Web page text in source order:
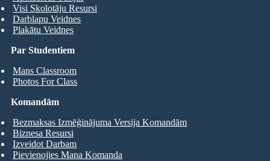
Par Studentiem
Mans Classroom
Photos For Class
Visi Skolotāju Resursi
Darblapu Veidnes
Plakātu Veidnes
Komandām
Bezmaksas Izmēģinājuma Versija Komandām
Biznesa Resursi
Izveidot Darbam
Pievienojies Mana Komanda